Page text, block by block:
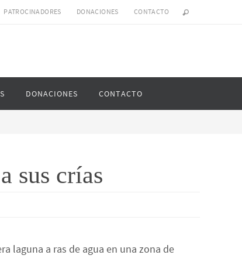
PATROCINADORES DONACIONES CONTACTO
DONACIONES CONTACTO
sus crías
laguna a ras de agua en una zona de